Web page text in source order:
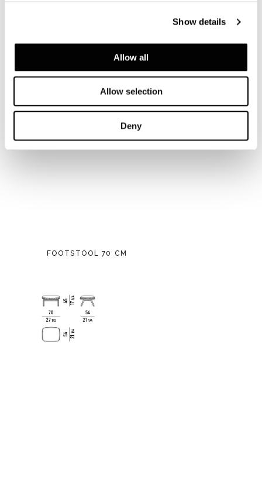
Show details
Allow all
Allow selection
Deny
FOOTSTOOL 70 CM